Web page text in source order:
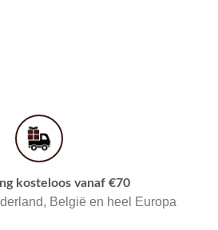
kosteloos vanaf €70
België en heel Europa